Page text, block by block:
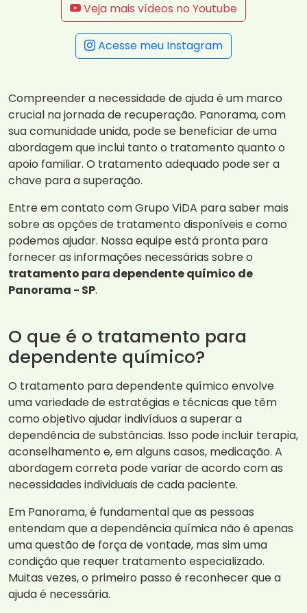
Veja mais vídeos no Youtube
Acesse meu Instagram
Compreender a necessidade de ajuda é um marco
crucial na jornada de recuperação. Panorama, com
sua comunidade unida, pode se beneficiar de uma
abordagem que inclui tanto o tratamento quanto o
apoio familiar. O tratamento adequado pode ser a
chave para a superação.
Entre em contato com Grupo ViDA para saber mais
sobre as opções de tratamento disponíveis e como
podemos ajudar. Nossa equipe está pronta para
fornecer as informações necessárias sobre o
tratamento para dependente químico de
Panorama - SP.
O que é o tratamento para
dependente químico?
O tratamento para dependente químico envolve
uma variedade de estratégias e técnicas que têm
como objetivo ajudar indivíduos a superar a
dependência de substâncias. Isso pode incluir terapia,
aconselhamento e, em alguns casos, medicação. A
abordagem correta pode variar de acordo com as
necessidades individuais de cada paciente.
Em Panorama, é fundamental que as pessoas
entendam que a dependência química não é apenas
uma questão de força de vontade, mas sim uma
condição que requer tratamento especializado.
Muitas vezes, o primeiro passo é reconhecer que a
ajuda é necessária.